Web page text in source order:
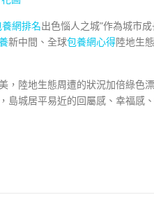
網排名出色惱人之城”作為城市
新中間、全球包養網心得陸地生
，陸地生態周遭的狀況加倍綠色
島城居平易近的回屬感、幸福感